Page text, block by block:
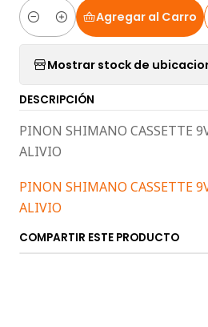
Cantidad
Agregar al Carro
Mostrar stock de
DESCRIPCIÓN
PINON SHIMANO CASSETTE
ALIVIO
PINON SHIMANO CASSETTE
ALIVIO
COMPARTIR ESTE PRODUCTO